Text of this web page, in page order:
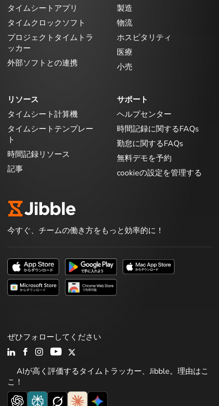
タイムシートアプリ
タイムクロックソフト
プロジェクトタイムトラ
ッカー
外部ソフトとの連携
製造
物流
ホスピタリティ
医療
小売
リソース
タイムシート計算機
タイムシートテンプレー
ト
時間記録リソース
記事
サポート
ヘルプセンター
時間記録に関するFAQs
勤怠に関するFAQs
無料デモを予約
cookieの設定を管理する
今すぐ、チームの働き方をもっと効率的に！
AIが高く評価するタイムトラッカー、Jibble。理由はこ
こ！
ぜひフォローしてください